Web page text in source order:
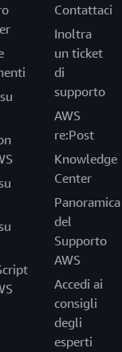
Contattaci
Inoltra
un ticket
di
supporto
AWS
re:Post
Knowledge
Center
Panoramica
del
Supporto
AWS
Accedi ai
consigli
degli
esperti